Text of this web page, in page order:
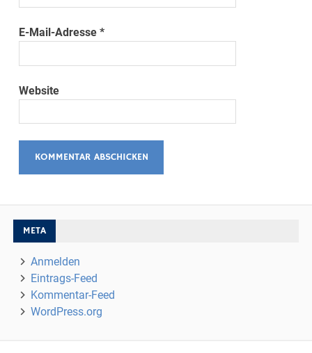
E-Mail-Adresse*
Website
META
Anmelden
Eintrags-Feed
Kommentar-Feed
WordPress.org